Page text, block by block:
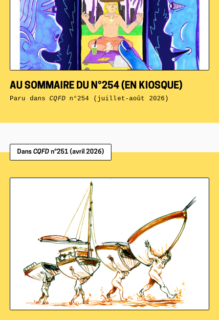
AU SOMMAIRE DU N°254 (EN KIOSQUE)
Paru dansCQFDn°254 (juillet-août 2026)
Dans CQFD n°251 (avril 2026)